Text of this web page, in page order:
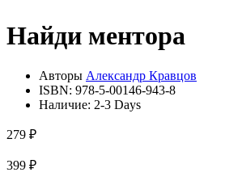
Найди ментора
Авторы Александр Кравцов
ISBN: 978-5-00146-943-8
Наличие: 2-3 Days
279 ₽
399 ₽